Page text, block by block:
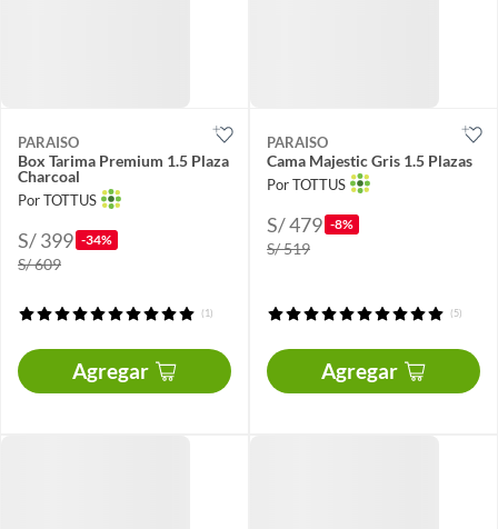
PARAISO
Box Tarima Premium 1.5 Plaza
Charcoal
Por TOTTUS
S/ 399 -34%
S/ 609
(1)
Agregar
PARAISO
Cama Majestic Gris 1.5 Plazas
Por TOTTUS
S/ 479 -8%
S/ 519
(5)
Agregar